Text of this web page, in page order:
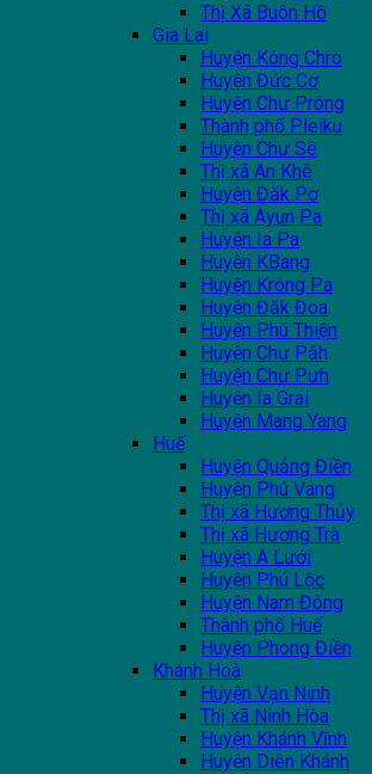
Thị Xã Buôn Hồ
Gia Lai
Huyện Kông Chro
Huyện Đức Cơ
Huyện Chư Prông
Thành phố Pleiku
Huyện Chư Sê
Thị xã An Khê
Huyện Đăk Pơ
Thị xã Ayun Pa
Huyện Ia Pa
Huyện KBang
Huyện Krông Pa
Huyện Đăk Đoa
Huyện Phú Thiện
Huyện Chư Păh
Huyện Chư Pưh
Huyện Ia Grai
Huyện Mang Yang
Huế
Huyện Quảng Điền
Huyện Phú Vang
Thị xã Hương Thủy
Thị xã Hương Trà
Huyện A Lưới
Huyện Phú Lộc
Huyện Nam Đông
Thành phố Huế
Huyện Phong Điền
Khánh Hoà
Huyện Vạn Ninh
Thị xã Ninh Hòa
Huyện Khánh Vĩnh
Huyện Diên Khánh